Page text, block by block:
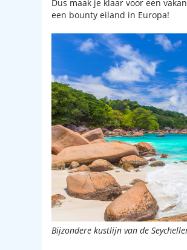
Dus maak je klaar voor een
een bounty eiland in Europa!
Bijzondere kustlijn van de